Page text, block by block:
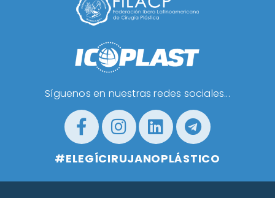
Síguenos en nuestras redes sociales...
#ELEGÍCIRUJANOPLÁSTICO